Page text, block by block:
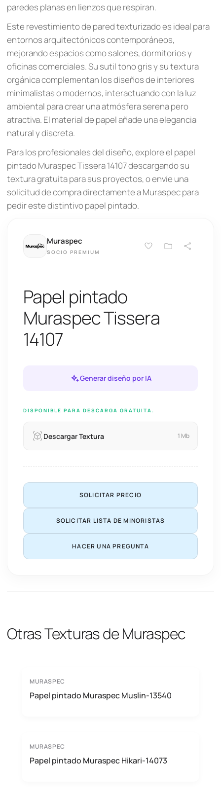
paredes planas en lienzos que respiran.
Este revestimiento de pared texturizado es ideal para
entornos arquitectónicos contemporáneos,
mejorando espacios como salones, dormitorios y
oficinas comerciales. Su sutil tono gris y su textura
orgánica complementan los diseños de interiores
minimalistas o modernos, interactuando con la luz
ambiental para crear una atmósfera serena pero
atractiva. El material de papel añade una elegancia
natural y discreta.
Para los profesionales del diseño, explore el papel
pintado Muraspec Tissera 14107 descargando su
textura gratuita para sus proyectos, o envíe una
solicitud de compra directamente a Muraspec para
pedir este distintivo papel pintado.
Muraspec
SOCIO PREMIUM
Papel pintado
Muraspec Tissera
14107
Generar diseño por IA
DISPONIBLE PARA DESCARGA GRATUITA.
Descargar Textura 1 Mb
SOLICITAR PRECIO
SOLICITAR LISTA DE MINORISTAS
HACER UNA PREGUNTA
Otras Texturas de Muraspec
MURASPEC
Papel pintado Muraspec Muslin-13540
MURASPEC
Papel pintado Muraspec Hikari-14073